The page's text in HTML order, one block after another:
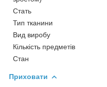
Стать
Тип тканини
Вид виробу
Кількість предметів
Стан
Приховати